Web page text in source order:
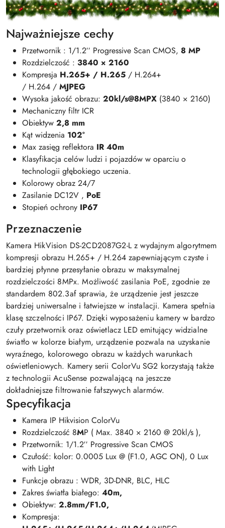
Najważniejsze cechy
Przetwornik : 1/1.2′′ Progressive Scan CMOS, 8 MP
Rozdzielczość : 3840 × 2160
Kompresja H.265+ / H.265 / H.264+
/ H.264 / MJPEG
Wysoka jakość obrazu: 20kl/s@8MPX (3840 × 2160)
Mechaniczny filtr ICR
Obiektyw 2,8 mm
Kąt widzenia 102°
Max zasięg reflektora IR 40m
Klasyfikacja celów ludzi i pojazdów w oparciu o
technologii głębokiego uczenia.
Kolorowy obraz 24/7
Zasilanie DC12V , PoE
Stopień ochrony IP67
Przeznaczenie
Kamera HikVision DS-2CD2087G2-L z wydajnym algorytmem
kompresji obrazu H.265+ / H.264 zapewniającym czyste i
bardziej płynne przesyłanie obrazu w maksymalnej
rozdzielczości 8MPx. Możliwość zasilania PoE, zgodnie ze
standardem 802.3af sprawia, że urządzenie jest jeszcze
bardziej uniwersalne i łatwiejsze w instalacji. Kamera spełnia
klasę szczelności IP67. Dzięki wyposażeniu kamery w bardzo
czuły przetwornik oraz oświetlacz LED emitujący widzialne
światło w kolorze białym, urządzenie pozwala na uzyskanie
wyraźnego, kolorowego obrazu w każdych warunkach
oświetleniowych. Kamery serii ColorVu SG2 korzystają także
z technologii AcuSense pozwalającą na jeszcze
dokładniejsze filtrowanie fałszywych alarmów.
Specyfikacja
Kamera IP Hikvision ColorVu
Rozdzielczość 8MP ( Max. 3840 × 2160 @ 20kl/s ),
Przetwornik: 1/1.2′′ Progressive Scan CMOS
Czułość: kolor: 0.0005 Lux @ (F1.0, AGC ON), 0 Lux
with Light
Funkcje obrazu : WDR, 3D-DNR, BLC, HLC
Zakres światła białego: 40m,
Obiektyw: 2.8mm/F1.0,
Kompresja: